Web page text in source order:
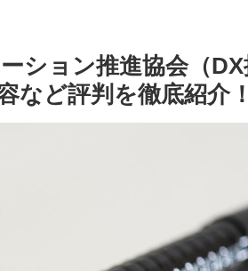
ション推進協会（DX
など評判を徹底紹介！